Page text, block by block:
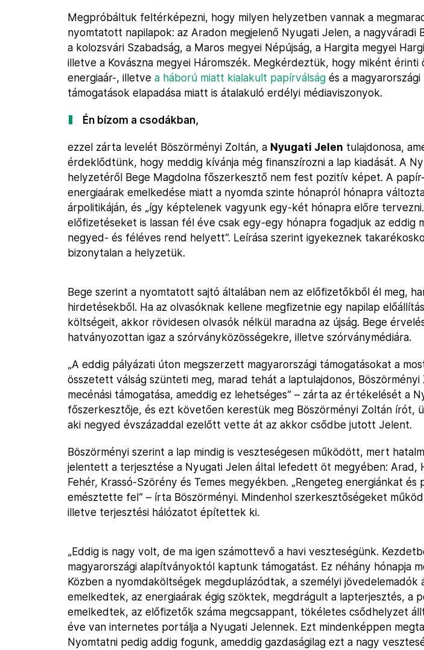
Megpróbáltuk feltérképezni, hogy milyen helyzetben vannak a
nyomtatott napilapok: az Aradon megjelenő Nyugati Jelen, a nagyváradi
a kolozsvári Szabadság, a Maros megyei Népújság, a Hargita megyei
illetve a Kovászna megyei Háromszék. Megkérdeztük, hogy miként érinti
energiaár-, illetve a háború miatt kialakult papírválság és a magyarországi
támogatások elapadása miatt is átalakuló erdélyi médiaviszonyok.
Én bízom a csodákban,
ezzel zárta levelét Böszörményi Zoltán, a Nyugati Jelen tulajdonosa,
érdeklődtünk, hogy meddig kívánja még finanszírozni a lap kiadását. A
helyzetéről Bege Magdolna főszerkesztő nem fest pozitív képet. A
energiaárak emelkedése miatt a nyomda szinte hónapról hónapra
árpolitikáján, és „így képtelenek vagyunk egy-két hónapra előre
előfizetéseket is lassan fél éve csak egy-egy hónapra fogadjuk az eddig
negyed- és féléves rend helyett”. Leírása szerint igyekeznek
bizonytalan a helyzetük.
Bege szerint a nyomtatott sajtó általában nem az előfizetőkből él meg,
hirdetésekből. Ha az olvasóknak kellene megfizetnie egy napilap
költségeit, akkor rövidesen olvasók nélkül maradna az újság. Bege
hatványozottan igaz a szórványközösségekre, illetve szórványmédiára.
„A eddig pályázati úton megszerzett magyarországi támogatásokat a
összetett válság szünteti meg, marad tehát a laptulajdonos, Böszörményi
mecénási támogatása, ameddig ez lehetséges” – zárta az értékelését a
főszerkesztője, és ezt követően kerestük meg Böszörményi Zoltán írót,
aki negyed évszázaddal ezelőtt vette át az akkor csődbe jutott Jelent.
Böszörményi szerint a lap mindig is veszteségesen működött, mert
jelentett a terjesztése a Nyugati Jelen által lefedett öt megyében: Arad,
Fehér, Krassó-Szörény és Temes megyékben. „Rengeteg energiánkat és
emésztette fel” – írta Böszörményi. Mindenhol szerkesztőségeket
illetve terjesztési hálózatot építettek ki.
„Eddig is nagy volt, de ma igen számottevő a havi veszteségünk.
magyarországi alapítványoktól kaptunk támogatást. Ez néhány hónapja
Közben a nyomdaköltségek megduplázódtak, a személyi jövedelemadók
emelkedtek, az energiaárak égig szöktek, megdrágult a lapterjesztés, a
emelkedtek, az előfizetők száma megcsappant, tökéletes csődhelyzet
éve van internetes portálja a Nyugati Jelennek. Ezt mindenképpen
Nyomtatni pedig addig fogunk, ameddig gazdaságilag ezt a nagy